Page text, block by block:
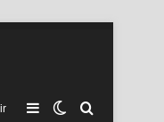
Barra lateral
Switch skin